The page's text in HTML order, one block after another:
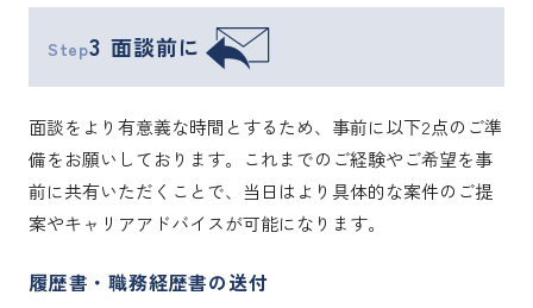
Step3 面談前に
面談をより有意義な時間とするため、事前に以下2点のご準
備をお願いしております。これまでのご経験やご希望を事
前に共有いただくことで、当日はより具体的な案件のご提
案やキャリアアドバイスが可能になります。
履歴書・職務経歴書の送付